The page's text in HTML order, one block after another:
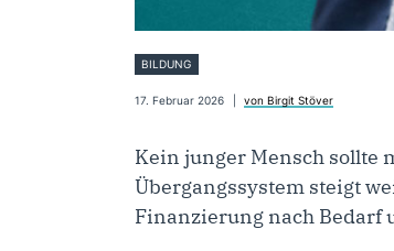
BILDUNG
17. Februar 2026 von Birgit Stöver
Kein junger Mensch sollte
Übergangssystem steigt
Finanzierung nach Bedarf